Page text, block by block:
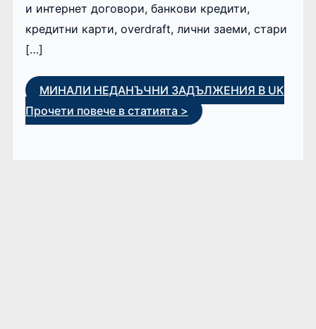
и интернет договори, банкови кредити,
кредитни карти, overdraft, лични заеми, стари
[…]
МИНАЛИ НЕДАНЪЧНИ ЗАДЪЛЖЕНИЯ В UK
Прочети повече в статията >